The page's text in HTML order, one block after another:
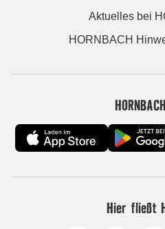
Aktuelles bei
HORNBACH
Hier fließt